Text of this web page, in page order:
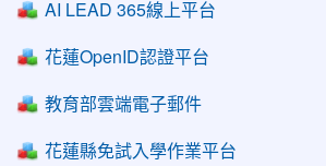
AI LEAD 365線上平台
花蓮OpenID認證平台
教育部雲端電子郵件
花蓮縣免試入學作業平台